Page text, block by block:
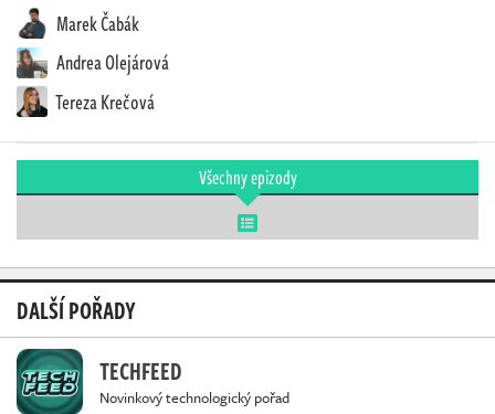
Marek Čabák
Andrea Olejárová
Tereza Krečová
Všechny epizody
DALŠÍ POŘADY
TECHFEED
Novinkový technologický pořad